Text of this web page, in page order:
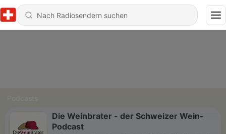
Die Weinbrater - der Schweizer Wein-
Podcast